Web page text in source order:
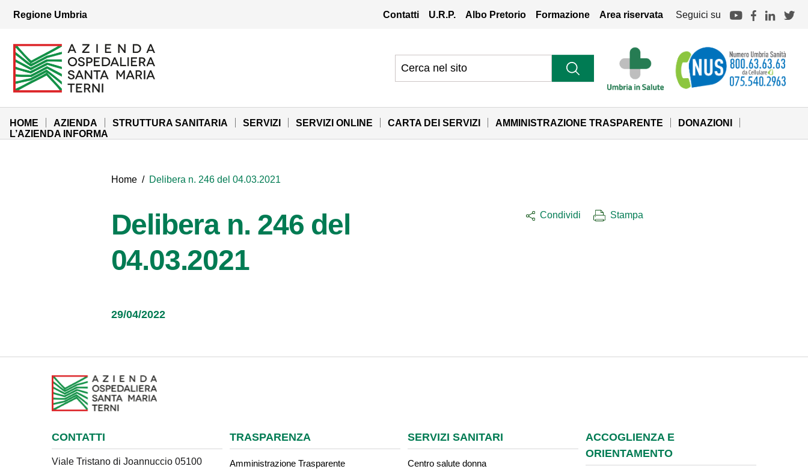
Vai al menu di navigazione
Regione Umbria Contatti U.R.P. Albo Pretorio Formazione Area riservata Seguici su
Azienda Ospedaliera Santa Maria di Terni
Sito Istituzionale
HOME AZIENDA STRUTTURA SANITARIA SERVIZI SERVIZI ONLINE CARTA DEI SERVIZI AMMINISTRAZIONE TRASPARENTE
DONAZIONI
L’AZIENDA INFORMA
Home / Delibera n. 246 del 04.03.2021
Delibera n. 246 del
04.03.2021
29/04/2022
Condividi Stampa
CONTATTI
Viale Tristano di Joannuccio 05100
TRASPARENZA
Amministrazione Trasparente
SERVIZI SANITARI
Centro salute donna
ACCOGLIENZA E
ORIENTAMENTO